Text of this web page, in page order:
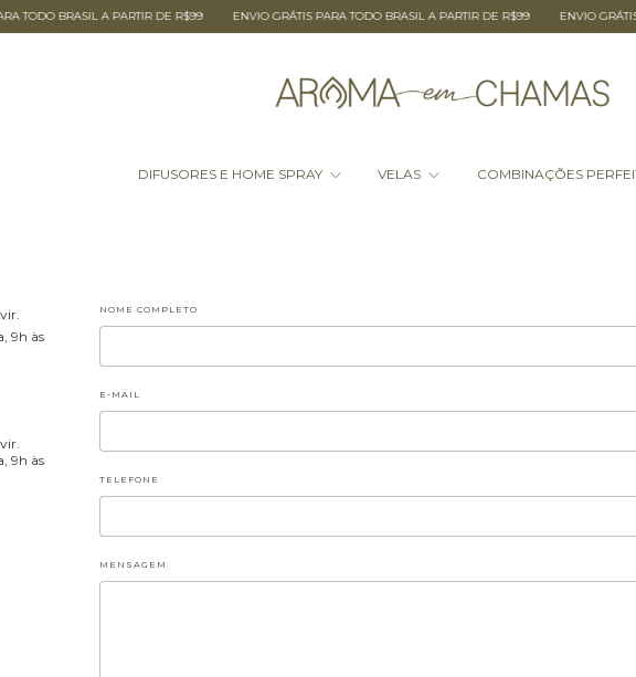
TODO BRASIL A PARTIR DE R$99 ENVIO GRÁTIS PARA TODO BRASIL A PARTIR DE R$99 ENVIO GRÁTIS
DIFUSORES E HOME SPRAY VELAS COMBINAÇÕES
9h às
9h às
NOME COMPLETO
E-MAIL
TELEFONE
MENSAGEM